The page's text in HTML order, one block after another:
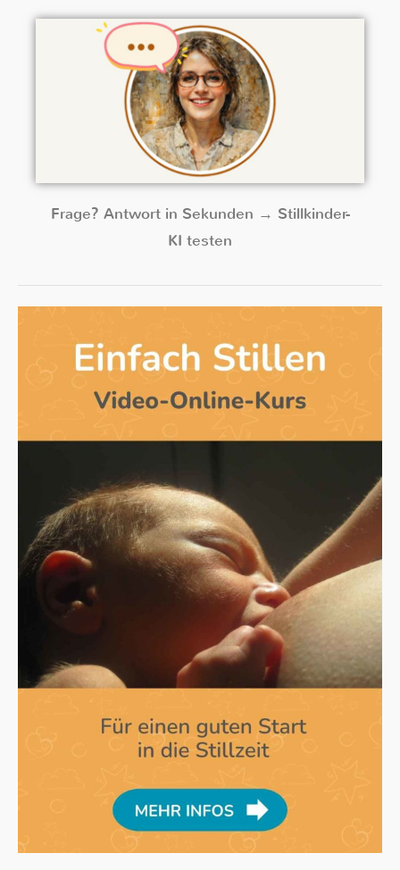
Frage? Antwort in Sekunden → Stillkinder-
KI testen